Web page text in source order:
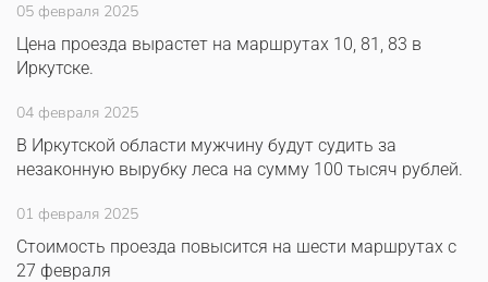
05 февраля 2025
Цена проезда вырастет на маршрутах 10, 81, 83 в
Иркутске.
04 февраля 2025
В Иркутской области мужчину будут судить за
незаконную вырубку леса на сумму 100 тысяч рублей.
01 февраля 2025
Стоимость проезда повысится на шести маршрутах с
27 февраля